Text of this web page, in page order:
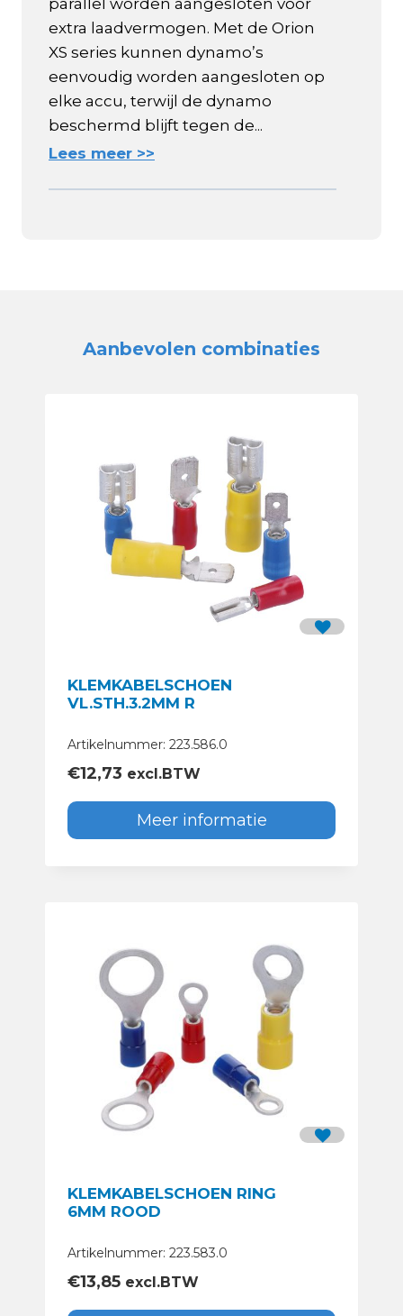
parallel worden aangesloten voor
extra laadvermogen. Met de Orion
XS series kunnen dynamo’s
eenvoudig worden aangesloten op
elke accu, terwijl de dynamo
beschermd blijft tegen de...
Lees meer >>
Aanbevolen combinaties
KLEMKABELSCHOEN
VL.STH.3.2MM R
Artikelnummer: 223.586.0
€12,73 excl.BTW
Meer informatie
KLEMKABELSCHOEN RING
6MM ROOD
Artikelnummer: 223.583.0
€13,85 excl.BTW